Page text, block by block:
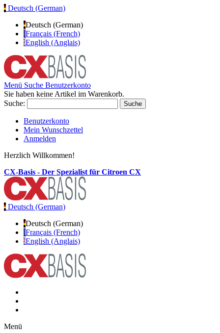
Deutsch (German)
Deutsch (German)
Français (French)
English (Anglais)
Menü Suche Benutzerkonto
Sie haben keine Artikel im Warenkorb.
Suche:
Suche
Benutzerkonto
Mein Wunschzettel
Anmelden
Herzlich Willkommen!
CX-Basis - Der Spezialist für Citroen CX
Deutsch (German)
Deutsch (German)
Français (French)
English (Anglais)
Menü